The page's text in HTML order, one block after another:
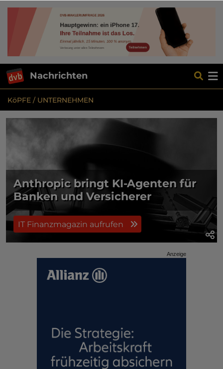
Nachrichten
KöPFE / UNTERNEHMEN
Anthropic bringt KI-Agenten für
Banken und Versicherer
IT Finanzmagazin aufrufen
Anzeige